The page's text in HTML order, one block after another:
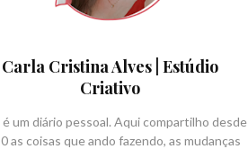
Carla Cristina Alves | Estúdio
Criativo
um diário pessoal. Aqui compartilho desde
as coisas que ando fazendo, as mudanças